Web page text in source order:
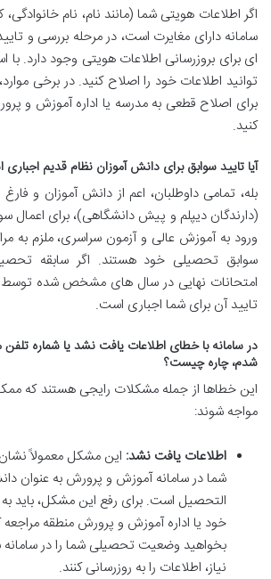
اگر اطلاعات هویتی شما (مانند نام، نام
سامانه دارای مغایرت است، در مرحله بررسی و
ای برای بروزرسانی اطلاعات هویتی وجود دارد. با
توانید اطلاعات خود را اصلاح کنید. در برخی
برای اصلاح قطعی به مدرسه یا اداره آموزش و
کنید.
آیا تایید سوابق برای دانش آموزان نظام قدیم
بله، تمامی داوطلبان، اعم از دانش آموزان و
(دارندگان دیپلم و پیش دانشگاهی)، برای اعمال
ورود به آموزش عالی و آزمون سراسری، ملزم به
سوابق تحصیلی خود هستند. اگر سابقه
امتحانات نهایی در سال های مشخص شده
تایید آن برای شما اجباری است.
در سامانه با خطای اطلاعات یافت نشد یا شماره تلفن
شدم، چاره چیست؟
این خطاها از جمله مشکلات رایجی هستند که
مواجه شوند:
اطلاعات یافت نشد: این مشکل معمولاً
شما در سامانه آموزش و پرورش به عنوان
التحصیل است. برای رفع این مشکل،
خود یا اداره آموزش و پرورش منطقه مراجعه
بخواهید وضعیت تحصیلی شما را در
نیاز، اطلاعات را به روزرسانی کنند.